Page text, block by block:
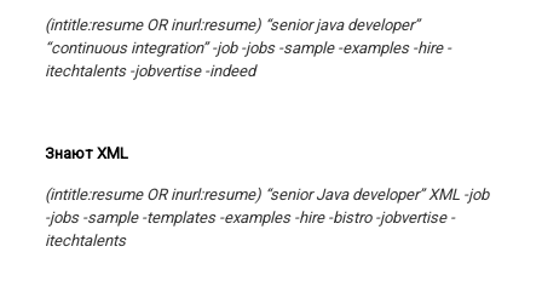
(intitle:resume OR inurl:resume) “senior java developer”
“continuous integration” -job -jobs -sample -examples -hire -
itechtalents -jobvertise -indeed
Знают XML
(intitle:resume OR inurl:resume) “senior Java developer” XML -job
-jobs -sample -templates -examples -hire -bistro -jobvertise -
itechtalents